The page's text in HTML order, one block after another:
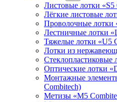
Листовые лотки «S5
Лёгкие листовые
Проволочные лотки
Лестничные лотки
Тяжелые лотки «U5
Лотки из
Стеклопластиковые
Оптические лотки
Монтажные
Combitech)
Метизы «M5